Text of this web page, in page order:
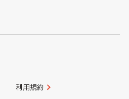
利用規約